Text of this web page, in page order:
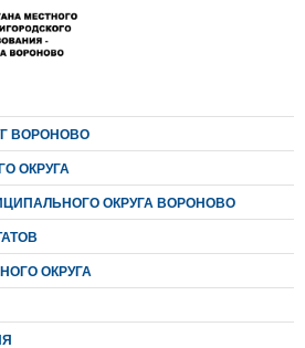
ВОРОНОВО
ОКРУГА
ОКРУГА ВОРОНОВО
ОКРУГА